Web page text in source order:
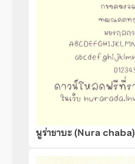
นูร่าชาบะ (Nura chaba)